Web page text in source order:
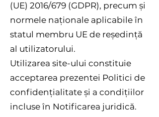
(UE) 2016/679 (GDPR), precum și
normele naționale aplicabile în
statul membru UE de reședință
al utilizatorului.
Utilizarea site-ului constituie
acceptarea prezentei Politici de
confidențialitate și a condițiilor
incluse în Notificarea juridică.